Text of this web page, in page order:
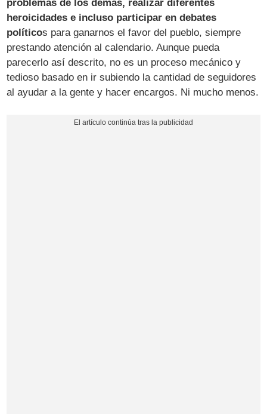
problemas de los demás, realizar diferentes
heroicidades e incluso participar en debates
políticos para ganarnos el favor del pueblo, siempre
prestando atención al calendario. Aunque pueda
parecerlo así descrito, no es un proceso mecánico y
tedioso basado en ir subiendo la cantidad de seguidores
al ayudar a la gente y hacer encargos. Ni mucho menos.